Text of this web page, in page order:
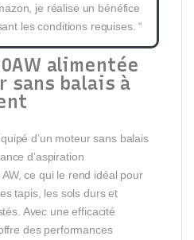
je réalise un bénéfice
les conditions requises. “
alimentée
sans balais à
d’un moteur sans balais
d’aspiration
ce qui le rend idéal pour
tapis, les sols durs et
Avec une efficacité
des performances